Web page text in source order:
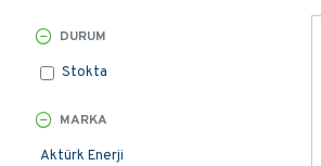
MARKA
Aktürk Enerji
DURUM
Stokta